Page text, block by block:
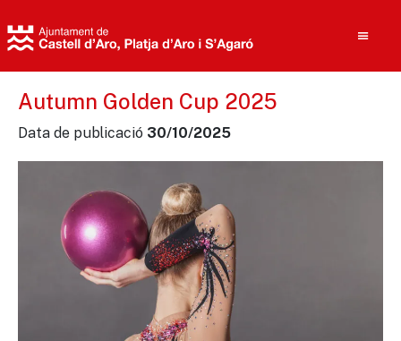
Autumn Golden Cup 2025
Data de publicació 30/10/2025